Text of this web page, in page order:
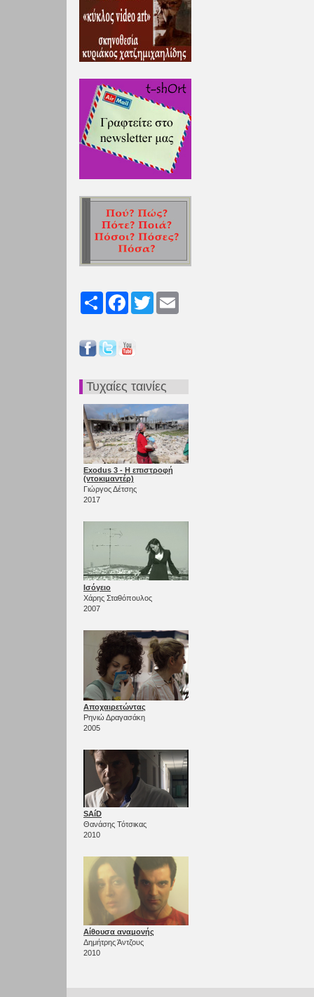
Share FacebookTwitter
Τυχαίες ταινίες
Exodus 3 - Η επιστροφή
(ντοκιμαντέρ)
Γιώργος Δέτσης
2017
Ισόγειο
Χάρης Σταθόπουλος
2007
Αποχαιρετώντας
Ρηνιώ Δραγασάκη
2005
SAíD
Θανάσης Τότσικας
2010
Αίθουσα αναμονής
Δημήτρης Άντζους
2010